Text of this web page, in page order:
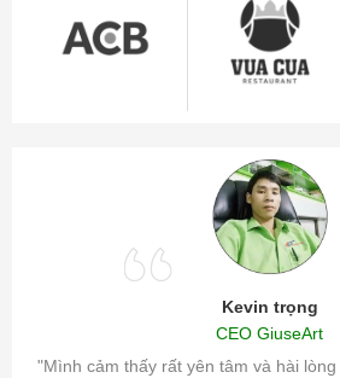
Kevin trọng
CEO GiuseArt
"Mình cảm thấy rất yên tâm và hài